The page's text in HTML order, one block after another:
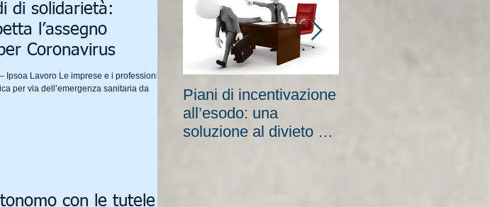
di solidarietà:
l’assegno
Coronavirus
Ipsoa Lavoro Le imprese e i professionisti
per via dell’emergenza sanitaria da
con le tutele
Piani di incentivazione
all’esodo: una
soluzione al divieto di